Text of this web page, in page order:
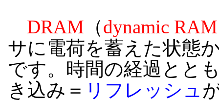
DRAM （dynamic RAM
サに電荷を蓄えた状態
です。時間の経過とと
き込み＝ リフレッシュ